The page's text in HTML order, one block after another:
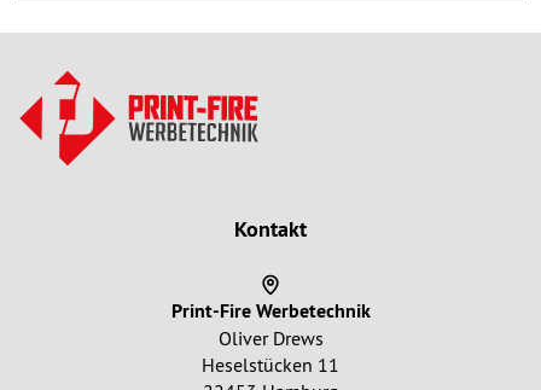
Kontakt
Print-Fire Werbetechnik
Oliver Drews
Heselstücken 11